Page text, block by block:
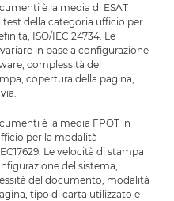
è la media di ESAT
test della categoria ufficio per
ISO/IEC 24734. Le
in base a configurazione
complessità del
copertura della pagina,
è la media FPOT in
per la modalità
Le velocità di stampa
del sistema,
del documento, modalità
tipo di carta utilizzato e